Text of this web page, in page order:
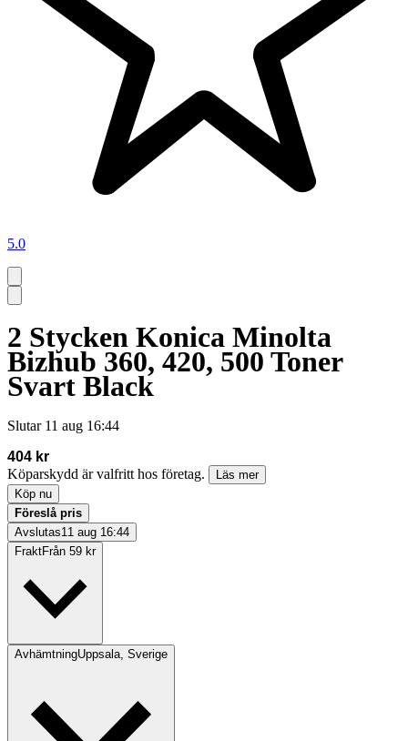
5.0
2 Stycken Konica Minolta
Bizhub 360, 420, 500 Toner
Svart Black
Slutar 11 aug 16:44
404 kr
Köparskydd är valfritt hos företag.
Läs mer
Köp nu
Föreslå pris
Avslutas11 aug 16:44
FraktFrån 59 kr
AvhämtningUppsala, Sverige